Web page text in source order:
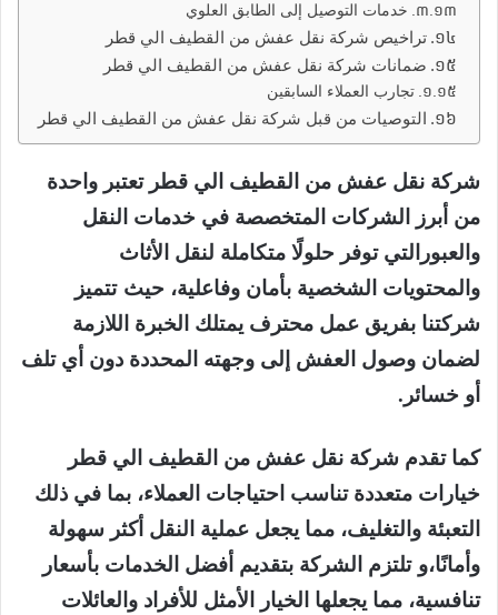
خدمات التوصيل إلى الطابق العلوي
تراخيص شركة نقل عفش من القطيف الي قطر
ضمانات شركة نقل عفش من القطيف الي قطر
تجارب العملاء السابقين
التوصيات من قبل شركة نقل عفش من القطيف الي قطر
شركة نقل عفش من القطيف الي قطر تعتبر واحدة
من أبرز الشركات المتخصصة في خدمات النقل
والعبورالتي توفر حلولًا متكاملة لنقل الأثاث
والمحتويات الشخصية بأمان وفاعلية، حيث تتميز
شركتنا بفريق عمل محترف يمتلك الخبرة اللازمة
لضمان وصول العفش إلى وجهته المحددة دون أي تلف
أو خسائر.
كما تقدم شركة نقل عفش من القطيف الي قطر
خيارات متعددة تناسب احتياجات العملاء، بما في ذلك
التعبئة والتغليف، مما يجعل عملية النقل أكثر سهولة
وأمانًا،و تلتزم الشركة بتقديم أفضل الخدمات بأسعار
تنافسية، مما يجعلها الخيار الأمثل للأفراد والعائلات